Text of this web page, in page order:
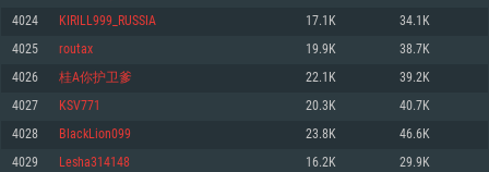
Minimum
OS: Windows 10 (64 bit)
Processeur: Dual-Core 2.2 GHz
Minimum
OS: Mac OS Big Sur 11.0 ou plus récent
Processeur: Core i5, minimum 2.2GHz (Les processeurs Intel Xeon ne sont
Minimum
OS: Les configurations Linux 64 bits les plus modernes
Processeur: Dual-Core 2.4 GHz
4024 KIRILL999_RUSSIA 17.1K 34.1K
4025 routax 19.9K 38.7K
4026 桂A你护卫爹 22.1K 39.2K
4027 KSV771 20.3K 40.7K
4028 BlackLion099 23.8K 46.6K
4029 Lesha314148 16.2K 29.9K